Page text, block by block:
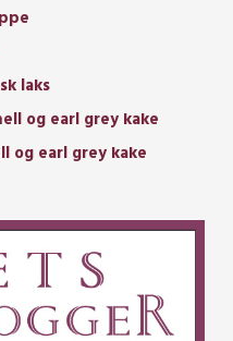
laks
og earl grey kake
og earl grey kake